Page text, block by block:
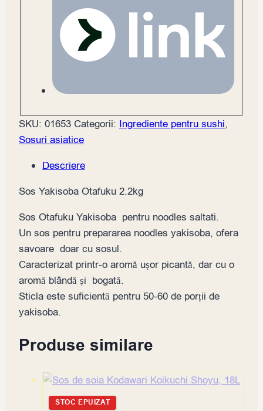
SKU: 01653 Categorii: Ingrediente pentru sushi,
Sosuri asiatice
Descriere
Sos Yakisoba Otafuku 2.2kg
Sos Otafuku Yakisoba pentru noodles saltati.
Un sos pentru prepararea noodles yakisoba, ofera
savoare doar cu sosul.
Caracterizat printr-o aromă ușor picantă, dar cu o
aromă blândă și bogată.
Sticla este suficientă pentru 50-60 de porții de
yakisoba.
Produse similare
STOC EPUIZAT